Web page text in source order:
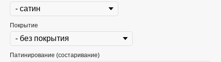
Покрытие
Патинирование (состаривание)